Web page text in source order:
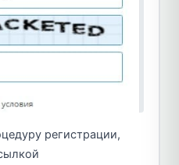
регистрации,